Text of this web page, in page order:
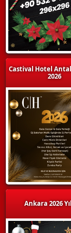
Castival Hotel
2026
Ankara 2026